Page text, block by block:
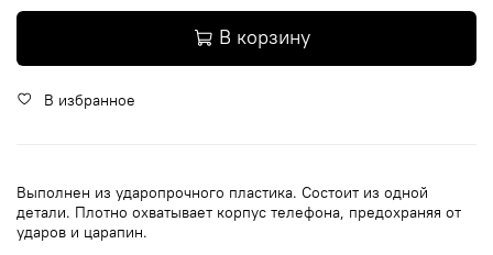
В корзину
В избранное
Выполнен из ударопрочного пластика. Состоит из одной
детали. Плотно охватывает корпус телефона, предохраняя от
ударов и царапин.